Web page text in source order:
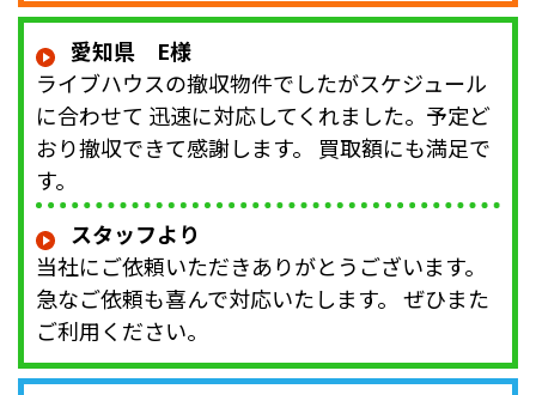
愛知県 E様
ライブハウスの撤収物件でしたがスケジュール
に合わせて 迅速に対応してくれました。予定ど
おり撤収できて感謝します。 買取額にも満足で
す。
スタッフより
当社にご依頼いただきありがとうございます。
急なご依頼も喜んで対応いたします。 ぜひまた
ご利用ください。